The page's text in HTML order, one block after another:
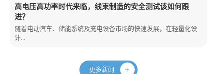
高电压高功率时代来临，线束制造的安全测试该如何跟
进？
随着电动汽车、储能系统及充电设备市场的快速发展，在轻量化设
计...
更多新闻